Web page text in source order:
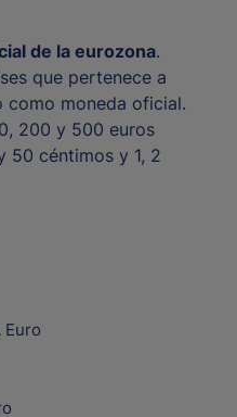
de la eurozona.
que pertenece a
como moneda oficial.
200 y 500 euros
50 céntimos y 1, 2
Euro